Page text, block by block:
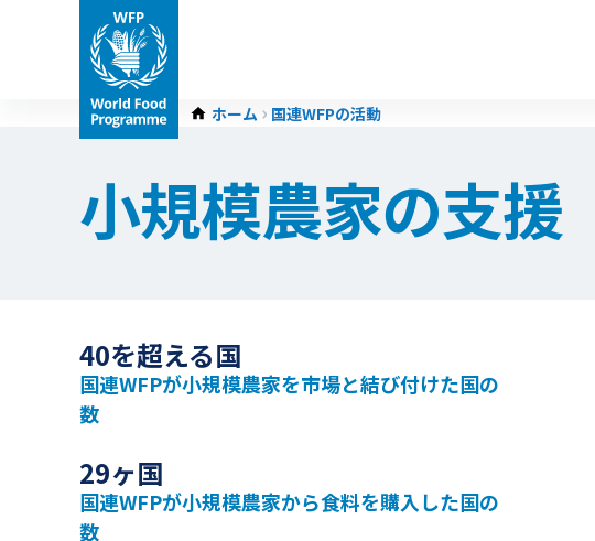
ホーム 国連WFPの活動
小規模農家の支援
40を超える国
国連WFPが小規模農家を市場と結び付けた国の
数
29ヶ国
国連WFPが小規模農家から食料を購入した国の
数